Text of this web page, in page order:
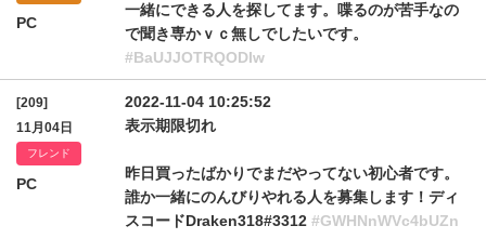
PC
一緒にできる人を探してます。喋るのが苦手なの
で聞き専かｖｃ無しでしたいです。
#BaUJJOTRQODIw
[209]
11月04日
フレンド
PC
2022-11-04 10:25:52
表示期限切れ
昨日買ったばかりでまだやってない初心者です。
誰か一緒にのんびりやれる人を募集します！ディ
スコードDraken318#3312 #GWHNnWVc4bUZn